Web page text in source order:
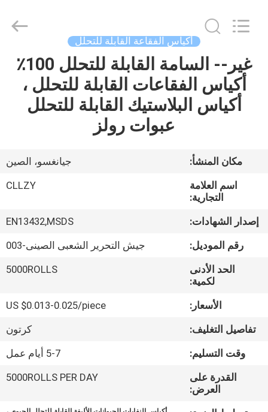
المنزل
المنتجات
جولة
المصنع
مراقبة
الجودة
اطلب
اقتباس
Macromolecule
Materials
Rights
Reserved.
أكياس الفقاعة القابلة للتحلل
غير-- السامة القابلة للتحلل 100٪
أكياس الفقاعات القابلة للتحلل ،
أكياس البلاستيك القابلة للتحلل
عبوات رولز
مكان المنشأ:
جيانغسو، الصين
اسم العلامة
التجارية:
CLLZY
إصدار الشهادات:
EN13432,MSDS
رقم الموديل:
جيش التحرير الشعبى الصينى-003
الحد الأدنى
لكمية:
5000ROLLS
الأسعار:
US $0.013-0.025/piece
تفاصيل التغليف:
كرتون
وقت التسليم:
5-7 أيام عمل
القدرة على
العرض:
5000ROLLS PER DAY